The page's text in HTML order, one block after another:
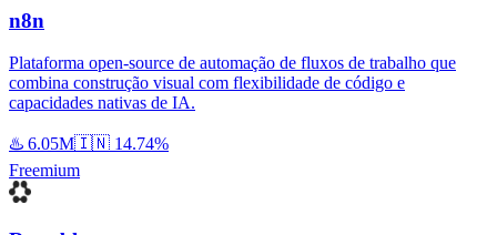
n8n
Plataforma open-source de automação de fluxos de trabalho que
combina construção visual com flexibilidade de código e
capacidades nativas de IA.
♨️ 6.05M🇮🇳 14.74%
Freemium